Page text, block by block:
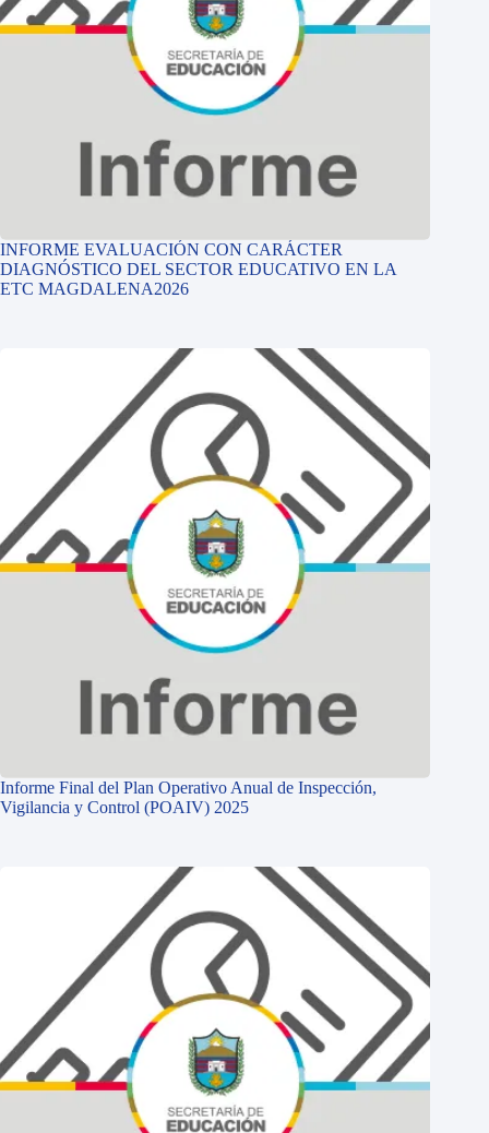
INFORME EVALUACIÓN CON CARÁCTER
DIAGNÓSTICO DEL SECTOR EDUCATIVO EN LA
ETC MAGDALENA2026
Informe Final del Plan Operativo Anual de Inspección,
Vigilancia y Control (POAIV) 2025